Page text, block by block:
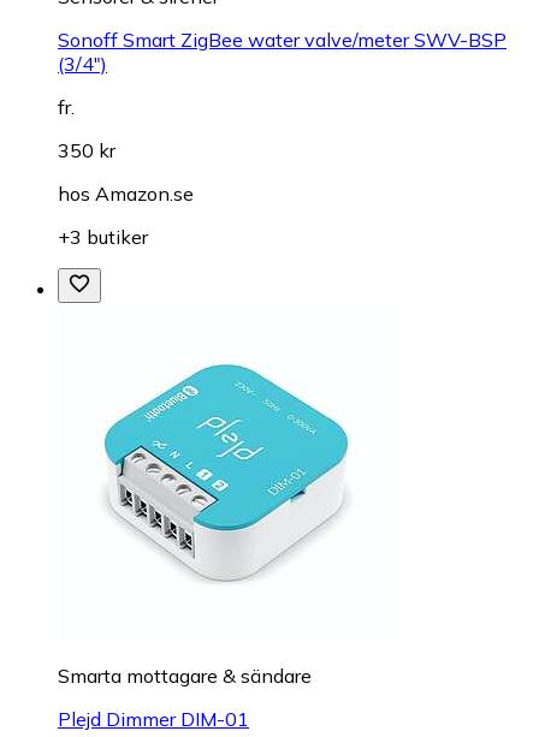
Sonoff Smart ZigBee water valve/meter SWV-BSP
(3/4")
fr.
350 kr
hos Amazon.se
+3 butiker
Smarta mottagare & sändare
Plejd Dimmer DIM-01